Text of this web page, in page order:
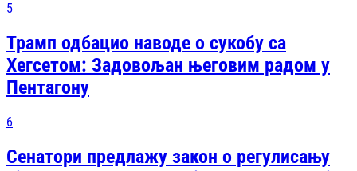
5
Трамп одбацио наводе о сукобу са
Хегсетом: Задовољан његовим радом у
Пентагону
6
Сенатори предлажу закон о регулисању